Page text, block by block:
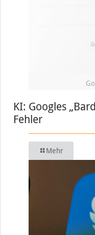
KI: Googles
Fehler
Mehr